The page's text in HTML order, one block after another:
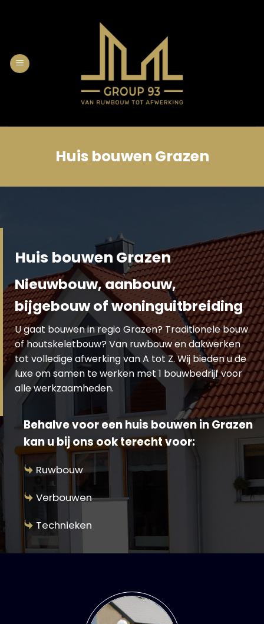
Huis bouwen Grazen
Huis bouwen Grazen
Nieuwbouw, aanbouw,
bijgebouw of woninguitbreiding
U gaat bouwen in regio Grazen? Traditionele bouw
of houtskeletbouw? Van ruwbouw en dakwerken
tot volledige afwerking van A tot Z. Wij bieden u de
luxe om samen te werken met 1 bouwbedrijf voor
alle werkzaamheden.
Behalve voor een huis bouwen in Grazen
kan u bij ons ook terecht voor:
Ruwbouw
Verbouwen
Technieken